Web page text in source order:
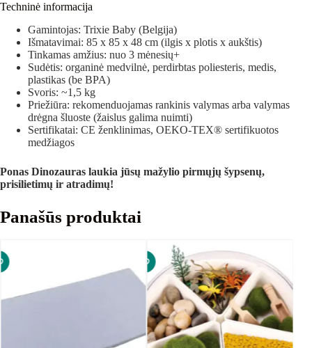
Techninė informacija
Gamintojas: Trixie Baby (Belgija)
Išmatavimai: 85 x 85 x 48 cm (ilgis x plotis x aukštis)
Tinkamas amžius: nuo 3 mėnesių+
Sudėtis: organinė medvilnė, perdirbtas poliesteris, medis,
plastikas (be BPA)
Svoris: ~1,5 kg
Priežiūra: rekomenduojamas rankinis valymas arba valymas
drėgna šluoste (žaislus galima nuimti)
Sertifikatai: CE ženklinimas, OEKO-TEX® sertifikuotos
medžiagos
Ponas Dinozauras laukia jūsų mažylio pirmųjų šypsenų,
prisilietimų ir atradimų!
Panašūs produktai